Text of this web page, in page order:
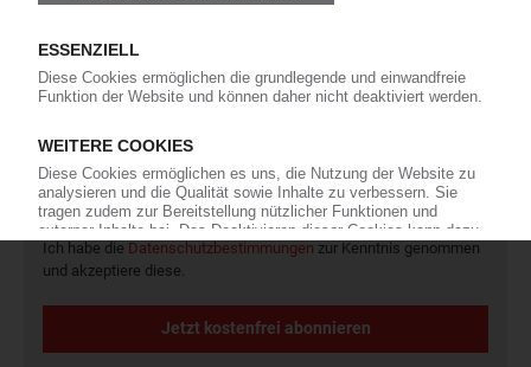
Kunststoffbranche – jeden Tag brandaktuell!
Ich habe die Datenschutzbestimmungen zur Kenntnis genommen
und akzeptiere diese.
Jetzt kostenfrei abonnieren